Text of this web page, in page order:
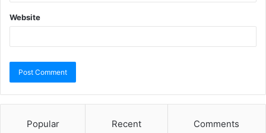
Website
Popular Recent Comments